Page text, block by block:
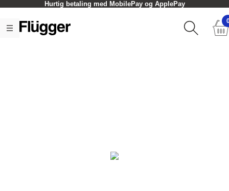
Hurtig betaling med MobilePay og ApplePay